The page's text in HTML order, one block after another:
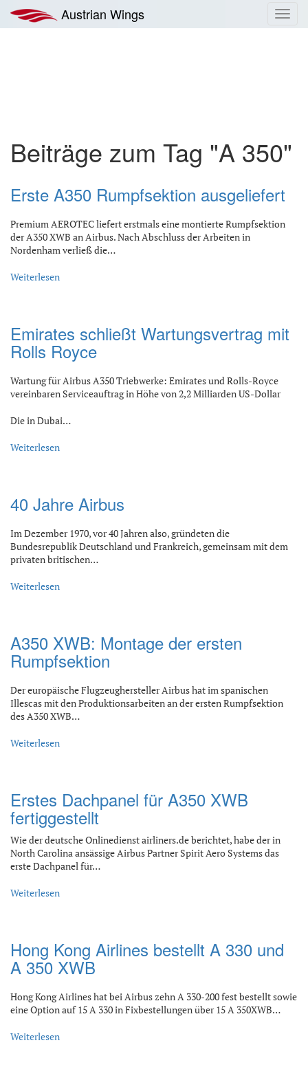
Inhalt
springen
Austrian Wings
Beiträge zum Tag "A 350"
Erste A350 Rumpfsektion ausgeliefert
Premium AEROTEC liefert erstmals eine montierte Rumpfsektion
der A350 XWB an Airbus. Nach Abschluss der Arbeiten in
Nordenham verließ die…
Weiterlesen
Emirates schließt Wartungsvertrag mit
Rolls Royce
Wartung für Airbus A350 Triebwerke: Emirates und Rolls-Royce
vereinbaren Serviceauftrag in Höhe von 2,2 Milliarden US-Dollar
Die in Dubai…
Weiterlesen
40 Jahre Airbus
Im Dezember 1970, vor 40 Jahren also, gründeten die
Bundesrepublik Deutschland und Frankreich, gemeinsam mit dem
privaten britischen…
Weiterlesen
A350 XWB: Montage der ersten
Rumpfsektion
Der europäische Flugzeughersteller Airbus hat im spanischen
Illescas mit den Produktionsarbeiten an der ersten Rumpfsektion
des A350 XWB…
Weiterlesen
Erstes Dachpanel für A350 XWB
fertiggestellt
Wie der deutsche Onlinedienst airliners.de berichtet, habe der in
North Carolina ansässige Airbus Partner Spirit Aero Systems das
erste Dachpanel für…
Weiterlesen
Hong Kong Airlines bestellt A 330 und
A 350 XWB
Hong Kong Airlines hat bei Airbus zehn A 330-200 fest bestellt sowie
eine Option auf 15 A 330 in Fixbestellungen über 15 A 350XWB…
Weiterlesen